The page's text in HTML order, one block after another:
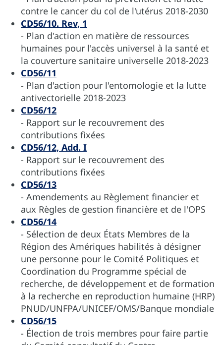
contre le cancer du col de l'utérus 2018-2030
CD56/10. Rev, 1
- Plan d'action en matière de ressources
humaines pour l'accès universel à la santé et
la couverture sanitaire universelle 2018-2023
CD56/11
- Plan d'action pour l'entomologie et la lutte
antivectorielle 2018-2023
CD56/12
- Rapport sur le recouvrement des
contributions fixées
CD56/12, Add. I
- Rapport sur le recouvrement des
contributions fixées
CD56/13
- Amendements au Règlement financier et
aux Règles de gestion financière et de l'OPS
CD56/14
- Sélection de deux États Membres de la
Région des Amériques habilités à désigner
une personne pour le Comité Politiques et
Coordination du Programme spécial de
recherche, de développement et de formation
à la recherche en reproduction humaine (HRP)
PNUD/UNFPA/UNICEF/OMS/Banque mondiale
CD56/15
- Élection de trois membres pour faire partie